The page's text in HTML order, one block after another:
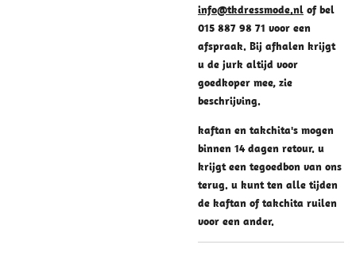
info@tkdressmode.nl of bel
015 887 98 71 voor een
afspraak. Bij afhalen krijgt
u de jurk altijd voor
goedkoper mee, zie
beschrijving.
kaftan en takchita's mogen
binnen 14 dagen retour. u
krijgt een tegoedbon van ons
terug. u kunt ten alle tijden
de kaftan of takchita ruilen
voor een ander.